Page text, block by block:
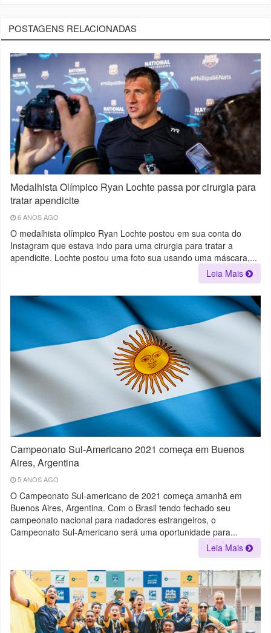
POSTAGENS RELACIONADAS
Medalhista Olímpico Ryan Lochte passa por cirurgia para
tratar apendicite
6 ANOS AGO
O medalhista olímpico Ryan Lochte postou em sua conta do
Instagram que estava indo para uma cirurgia para tratar a
apendicite. Lochte postou uma foto sua usando uma máscara,...
Leia Mais
Campeonato Sul-Americano 2021 começa em Buenos
Aires, Argentina
5 ANOS AGO
O Campeonato Sul-americano de 2021 começa amanhã em
Buenos Aires, Argentina. Com o Brasil tendo fechado seu
campeonato nacional para nadadores estrangeiros, o
Campeonato Sul-Americano será uma oportunidade para...
Leia Mais